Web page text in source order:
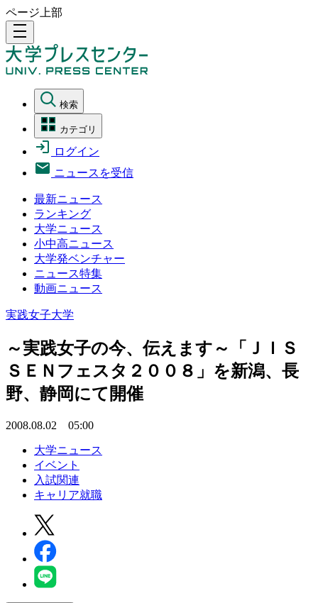
ページ上部
density_medium
検索
カテゴリ
ログイン
ニュースを受信
最新ニュース
ランキング
大学ニュース
小中高ニュース
大学発ベンチャー
ニュース特集
動画ニュース
実践女子大学
～実践女子の今、伝えます～「ＪＩＳ
ＳＥＮフェスタ２００８」を新潟、長
野、静岡にて開催
2008.08.02 05:00
大学ニュース
イベント
入試関連
キャリア就職